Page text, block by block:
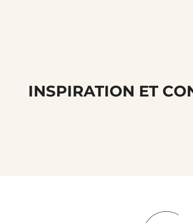
INSPIRATION ET